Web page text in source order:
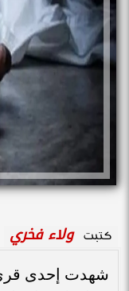
كتبت ولاء فخري
شهدت إحدى